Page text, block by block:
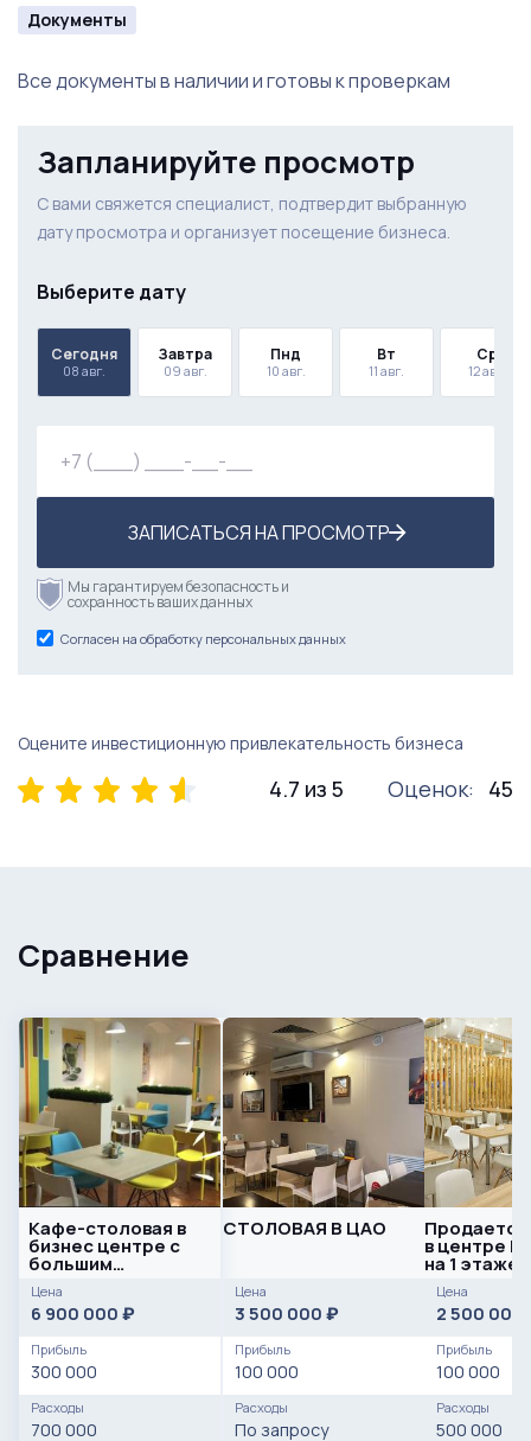
Документы
Все документы в наличии и готовы к проверкам
Запланируйте просмотр
С вами свяжется специалист, подтвердит выбранную
дату просмотра и организует посещение бизнеса.
Выберите дату
Сегодня
08 авг.
Завтра
09 авг.
Пнд
10 авг.
Вт
11 авг.
Ср
12 авг.
ЗАПИСАТЬСЯ НА ПРОСМОТР
Мы гарантируем безопасность и
сохранность ваших данных
Согласен на обработку персональных данных
Оцените инвестиционную привлекательность бизнеса
4.7 из 5 Оценок: 45
Сравнение
Кафе-столовая в
бизнес центре с
большим
количеством
офисных
работников
Цена
6 900 000 ₽
Прибыль
300 000
Расходы
700 000
СТОЛОВАЯ В ЦАО
Цена
3 500 000 ₽
Прибыль
100 000
Расходы
По запросу
в центре
на 1 этаже
Цена
2 500 000
Прибыль
100 000
Расходы
500 000